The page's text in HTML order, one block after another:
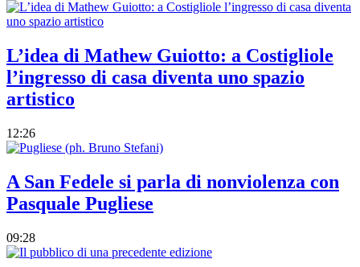
L’idea di Mathew Guiotto: a Costigliole
l’ingresso di casa diventa uno spazio
artistico
12:26
A San Fedele si parla di nonviolenza con
Pasquale Pugliese
09:28